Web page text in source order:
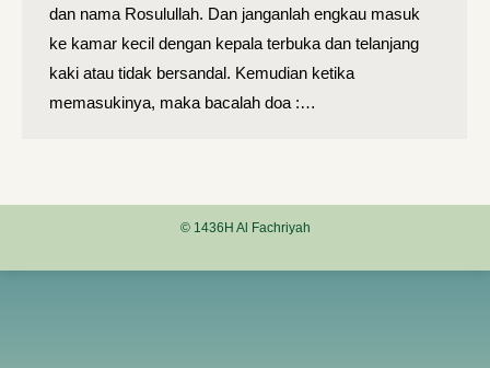
dan nama Rosulullah. Dan janganlah engkau masuk
ke kamar kecil dengan kepala terbuka dan telanjang
kaki atau tidak bersandal. Kemudian ketika
memasukinya, maka bacalah doa :…
© 1436H Al Fachriyah